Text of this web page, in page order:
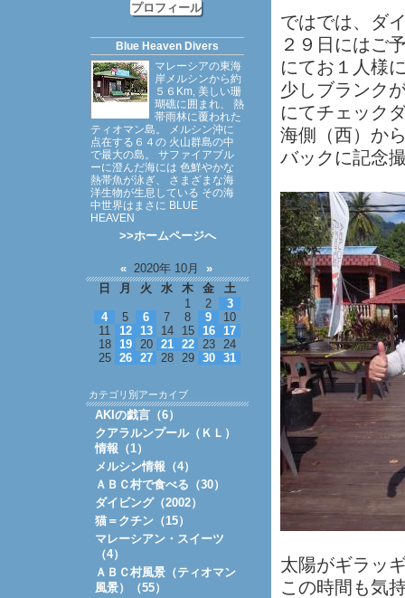
ではでは、ダ
２９日にはご
にてお１人様
少しブランク
にてチェック
海側（西）か
バックに記念
太陽がギラッ
この時間も気
プロフィール
Blue Heaven Divers
マレーシアの東海
岸メルシンから約
５６Km, 美しい珊
瑚礁に囲まれ、 熱
帯雨林に覆われた
ティオマン島。 メルシン沖に
点在する６４の 火山群島の中
で最大の島。 サファイアブル
ーに澄んだ海には 色鮮やかな
熱帯魚が泳ぎ、 さまざまな海
洋生物が生息している その海
中世界はまさに BLUE
HEAVEN
>>ホームページへ
« 2020年 10月 »
日
月 火 水 木 金
土
1
2
3
4
5 6 7 8 9
10
11
12 13 14 15 16
17
18
19 20 21 22 23
24
25
26 27 28 29 30 31
カテゴリ別アーカイブ
AKIの戯言（6）
クアラルンプール（ＫＬ）
情報（1）
メルシン情報（4）
ＡＢＣ村で食べる（30）
ダイビング（2002）
猫＝クチン（15）
マレーシアン・スイーツ
（4）
ＡＢＣ村風景（ティオマン
風景）（55）